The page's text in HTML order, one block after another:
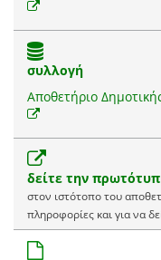
συλλογή
Αποθετήριο
δείτε την
στον ιστότοπο του
πληροφορίες και για να